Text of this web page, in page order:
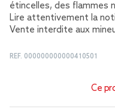
étincelles, des flammes
Lire attentivement la
Vente interdite aux
REF. 000000000000410501
Ce